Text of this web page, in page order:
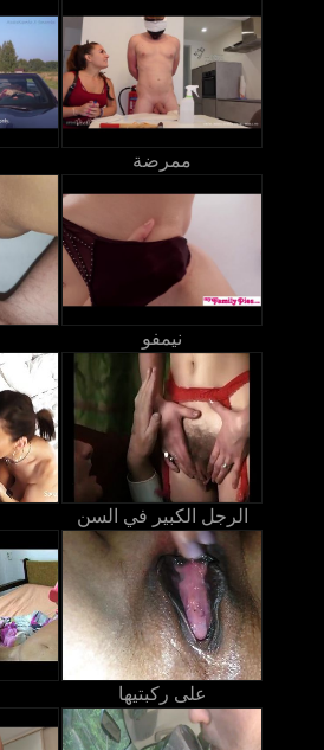
ممرضة
نيمفو
الرجل الكبير في السن
على ركبتيها